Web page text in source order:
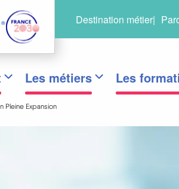
Les métiers Les
Menu
Destination métier
Pleine Expansion